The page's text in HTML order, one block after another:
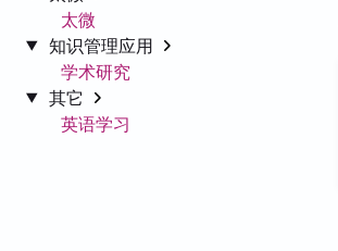
太微
知识管理应用
学术研究
其它
英语学习